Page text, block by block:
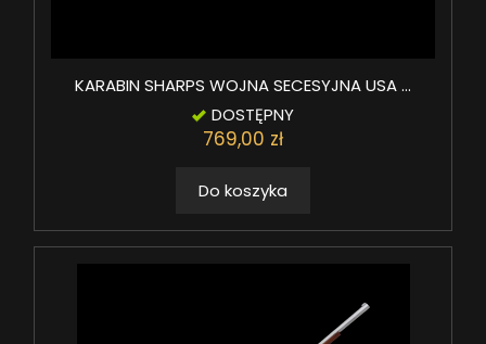
KARABIN SHARPS WOJNA SECESYJNA USA ...
DOSTĘPNY
769,00 zł
Do koszyka